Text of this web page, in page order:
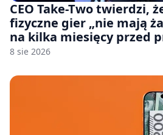
CEO Take-Two twierdzi,
fizyczne gier „nie mają
na kilka miesięcy przed
8 sie 2026